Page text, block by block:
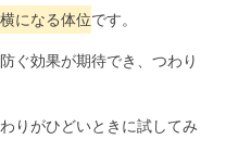
になる体位です。
ぐ効果が期待でき、つわり
りがひどいときに試してみ